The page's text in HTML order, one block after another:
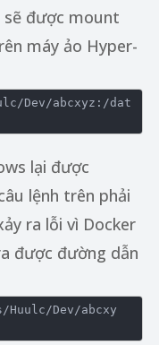
sẽ được mount
máy ảo Hyper-
Dev/abcxyz:/dat
lại được
lệnh trên phải
ra lỗi vì Docker
được đường dẫn
Huulc/Dev/abcxy